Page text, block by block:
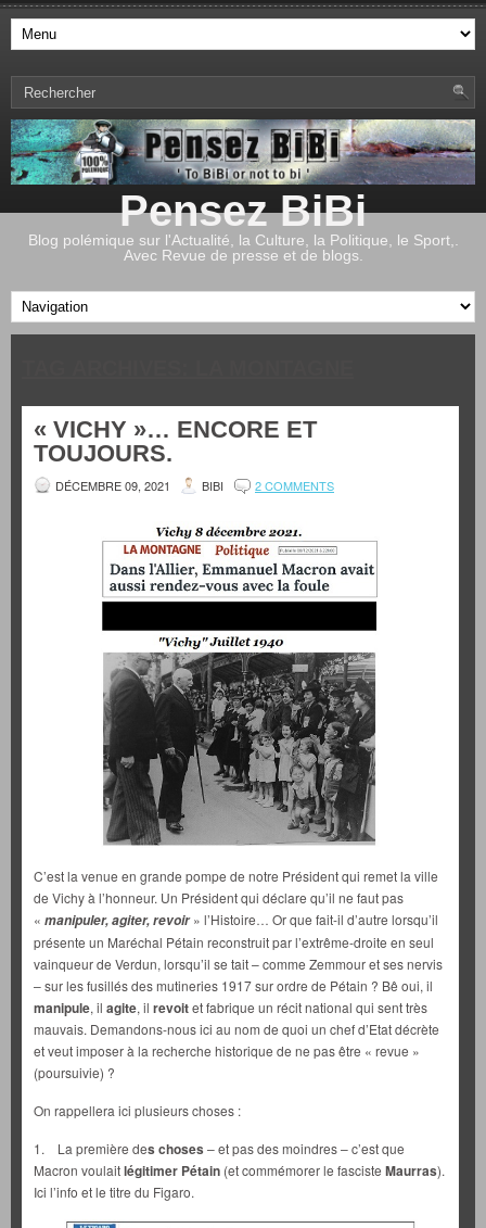
Pensez BiBi
Blog polémique sur l'Actualité, la Culture, la Politique, le Sport,.
Avec Revue de presse et de blogs.
« VICHY »… ENCORE ET
TOUJOURS.
DÉCEMBRE 09, 2021 BIBI 2 COMMENTS
C’est la venue en grande pompe de notre Président qui remet la ville
de Vichy à l’honneur. Un Président qui déclare qu’il ne faut pas
« manipuler, agiter, revoir» l’Histoire… Or que fait-il d’autre lorsqu’il
présente un Maréchal Pétain reconstruit par l’extrême-droite en seul
vainqueur de Verdun, lorsqu’il se tait – comme Zemmour et ses nervis
– sur les fusillés des mutineries 1917 sur ordre de Pétain ? Bê oui, il
manipule, il agite, il revoitet fabrique un récit national qui sent très
mauvais. Demandons-nous ici au nom de quoi un chef d’Etat décrète
et veut imposer à la recherche historique de ne pas être « revue »
(poursuivie) ?
On rappellera ici plusieurs choses :
1. La première des choses – et pas des moindres – c’est que
Macron voulaitlégitimer Pétain (et commémorer le fasciste Maurras).
Ici l’info et le titre du Figaro.